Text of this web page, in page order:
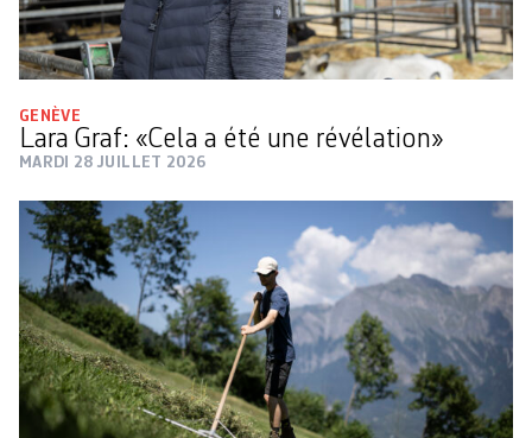
GENÈVE
Lara Graf: «Cela a été une révélation»
MARDI 28 JUILLET 2026